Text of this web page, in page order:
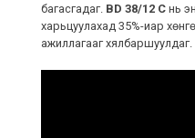
багасгадаг. BD 38/12 Cнь
харьцуулахад 35%-иар
ажиллагааг хялбаршуулдаг.